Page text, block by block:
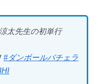
太先生の初単行
#ダンボールバチェラ